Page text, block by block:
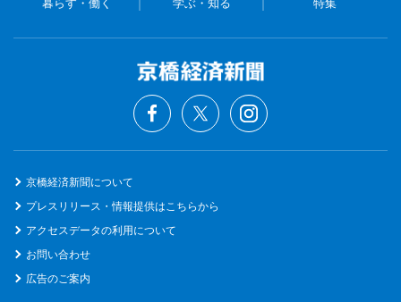
京橋経済新聞について
プレスリリース・情報提供はこちらから
アクセスデータの利用について
お問い合わせ
広告のご案内